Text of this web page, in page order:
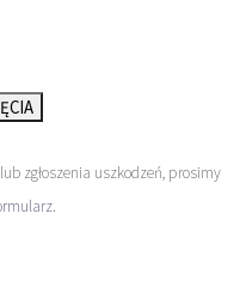
zgłoszenia uszkodzeń, prosimy
.